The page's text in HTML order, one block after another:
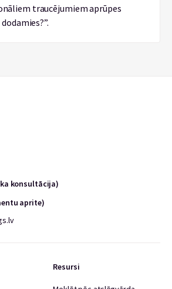
traucējumiem aprūpes
konsultācija)
aprite)
Resursi